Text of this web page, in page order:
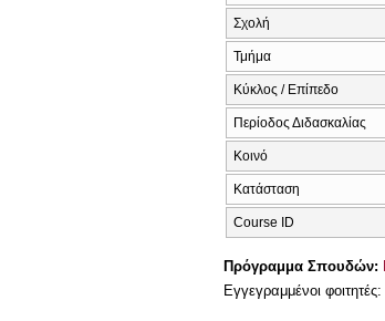
Σχολή
Τμήμα
Κύκλος / Επίπεδο
Περίοδος Διδασκαλίας
Κοινό
Κατάσταση
Course ID
Πρόγραμμα Σπουδών:
Εγγεγραμμένοι